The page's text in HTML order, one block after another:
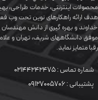
هدف ارائه راهکارهای نوین تحت وب
خداوند و بهره گيري از دانش مهندسان
موفق دانشگاههای شريف، تهران و
رقبا متمایز نماید.
شماره تماس :02144242475
پشتیبانی :09127005706